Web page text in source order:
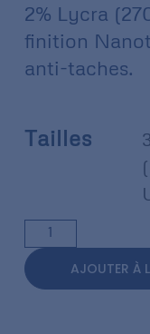
2% Lycra
finition
anti-taches.
Tailles
AJOUTER À